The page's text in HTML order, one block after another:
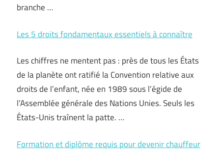
branche …
Les 5 droits fondamentaux essentiels à connaître
Les chiffres ne mentent pas : près de tous les États
de la planète ont ratifié la Convention relative aux
droits de l’enfant, née en 1989 sous l’égide de
l’Assemblée générale des Nations Unies. Seuls les
États-Unis traînent la patte. …
Formation et diplôme requis pour devenir chauffeur